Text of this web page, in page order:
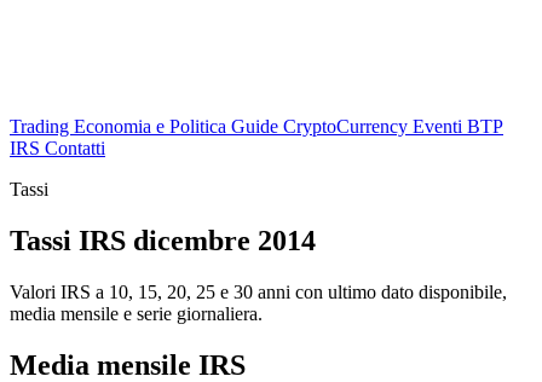
Trading Economia e Politica Guide CryptoCurrency Eventi BTP
IRS Contatti
Tassi
Tassi IRS dicembre 2014
Valori IRS a 10, 15, 20, 25 e 30 anni con ultimo dato disponibile,
media mensile e serie giornaliera.
Media mensile IRS